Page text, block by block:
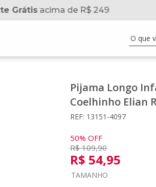
Grátisacima de R$ 249
O que
Pijama Longo
Coelhinho Elian
REF: 13151-4097
50% OFF
R$ 109,90
R$ 54,95
TAMANHO